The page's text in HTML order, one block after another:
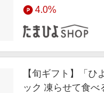
4.0%
【旬ギフト】「
ック 凍らせて食べ